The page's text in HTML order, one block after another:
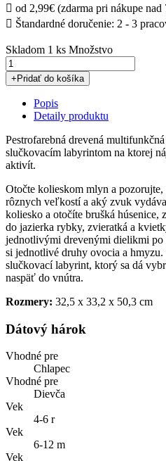
 od 2,99€ (zdarma pri nákupe nad
 Štandardné doručenie: 2 - 3
Skladom 1 ks Množstvo
+ Pridať do košíka
Popis
Detaily produktu
Pestrofarebná drevená
slučkovacím labyrintom na ktorej
aktivít.
Otočte kolieskom mlyn a pozorujte,
rôznych veľkostí a aký zvuk
koliesko a otočíte brušká húsenice,
do jazierka rybky, zvieratká a
jednotlivými drevenými dielikmi po
si jednotlivé druhy ovocia a
slučkovací labyrint, ktorý sa dá
naspäť do vnútra.
Rozmery: 32,5 x 33,2 x 50,3 cm
Dátový hárok
Vhodné pre
Chlapec
Vhodné pre
Dievča
Vek
4-6 r
Vek
6-12 m
Vek